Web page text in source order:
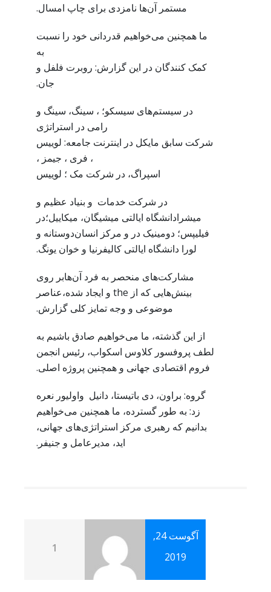
مستمر آن‌ها نامزدی برای چاپ امسال.
ما همچنین می‌خواهیم قدردانی خود را نسبت
به
کمک کنندگان در این گزارش: روبرت فلفل و
جان.
در سیستم‌های سیسکو؛ ، سینگ، سینگ و
رامی در استراتژی
شرکت سابق مایکل در اینترنت جامعه: لوییس
، فری ، جیمز ،
اسپراگ، در شرکت مک ؛ لوییس
در شرکت خدمات و بنیاد عظیم و
میشرادانشگاه ایالتی میشیگان، میکاییل؛در
فیلیپس؛ دومینیک در و مرکز انسان‌دوستانه و
لورا دانشگاه ایالتی کالیفرنیا و خوان یونگ.
مشارکت‌های منحصر به فرد آن‌هابر روی
بینش‌هایی که از the و ایجاد شده،عناصر
موضوعی و وجه تمایز کلی گزارش.
از این گذشته، ما می‌خواهیم صادق باشیم به
لطف پروفسور کلاوس اسکواب، رئیس انجمن
فروم اقتصادی جهانی و همچنین پروژه اصلی.
گروه: براون، دی باتیستا، دانیل واولیور نعره
زد: به طور گسترده، ما همچنین می‌خواهیم
بدانیم که رهبری مرکز استراتژی‌های جهانی،
اید، مدیرعامل و جنیفر.
آگوست 24,
2019
1